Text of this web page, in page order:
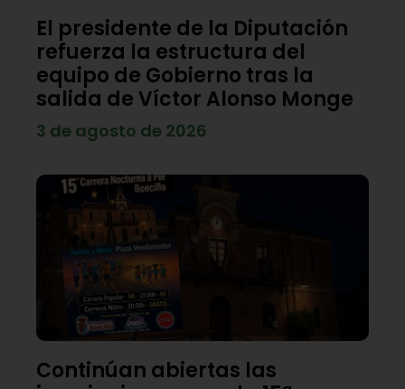
El presidente de la Diputación
refuerza la estructura del
equipo de Gobierno tras la
salida de Víctor Alonso Monge
3 de agosto de 2026
Continúan abiertas las